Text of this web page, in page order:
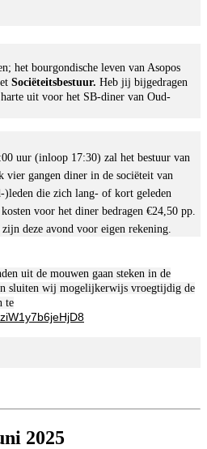
het bourgondische leven van Asopos
Sociëteitsbestuur. Heb jij bijgedragen
uit voor het SB-diner van Oud-
uur (inloop 17:30) zal het bestuur van
vier gangen diner in de sociëteit van
)leden die zich lang- of kort geleden
voor het diner bedragen €24,50 pp.
deze avond voor eigen rekening.
uit de mouwen gaan steken in de
sluiten wij mogelijkerwijs vroegtijdig de
te
2025